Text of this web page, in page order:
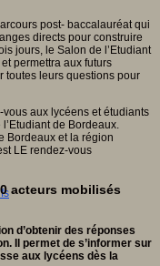
post- baccalauréat qui
directs pour construire
jours, le Salon de l’Etudiant
permettra aux futurs
toutes leurs questions pour
vous aux lycéens et étudiants
de Bordeaux.
Bordeaux et la région
LE rendez-vous
acteurs mobilisés
d’obtenir des réponses
Il permet de s’informer sur
aux lycéens dès la